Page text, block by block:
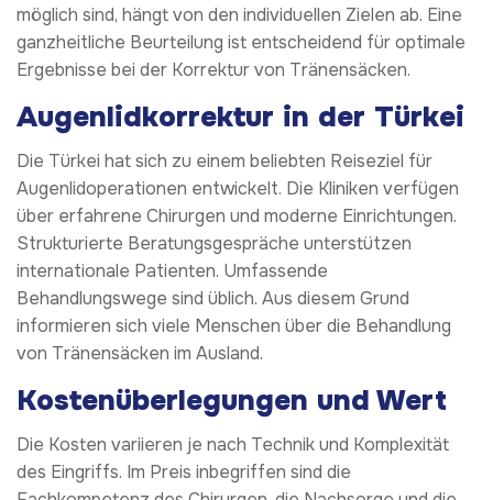
möglich sind, hängt von den individuellen Zielen ab. Eine
ganzheitliche Beurteilung ist entscheidend für optimale
Ergebnisse bei der Korrektur von Tränensäcken.
Augenlidkorrektur in der Türkei
Die Türkei hat sich zu einem beliebten Reiseziel für
Augenlidoperationen entwickelt. Die Kliniken verfügen
über erfahrene Chirurgen und moderne Einrichtungen.
Strukturierte Beratungsgespräche unterstützen
internationale Patienten. Umfassende
Behandlungswege sind üblich. Aus diesem Grund
informieren sich viele Menschen über die Behandlung
von Tränensäcken im Ausland.
Kostenüberlegungen und Wert
Die Kosten variieren je nach Technik und Komplexität
des Eingriffs. Im Preis inbegriffen sind die